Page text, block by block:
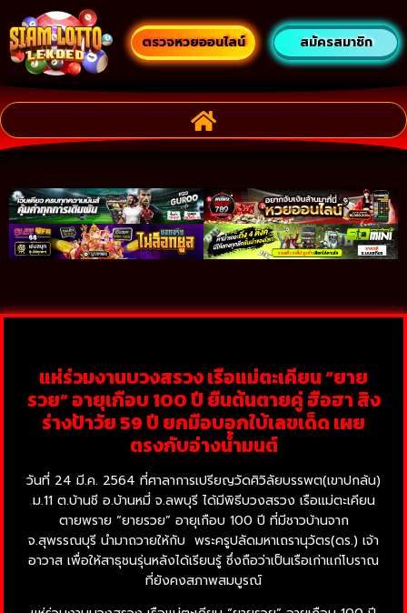
ตรวจหวยออนไลน์ สมัครสมาชิก
แห่ร่วมงานบวงสรวง เรือแม่ตะเคียน “ยาย
รวย” อายุเกือบ 100 ปี ยืนต้นตายคู่ ฮือฮา สิง
ร่างป้าวัย 59 ปี ยกมือบอกใบ้เลขเด็ด เผย
ตรงกับอ่างน้ำมนต์
วันที่ 24 มี.ค. 2564 ที่ศาลาการเปรียญวัดศิวิลัยบรรพต(เขาปกล้น)
ม.11 ต.บ้านชี อ.บ้านหมี่ จ.ลพบุรี ได้มีพิธีบวงสรวง เรือแม่ตะเคียน
ตายพราย “ยายรวย” อายุเกือบ 100 ปี ที่มีชาวบ้านจาก
จ.สุพรรณบุรี นำมาถวายให้กับ พระครูปลัดมหาเถรานุวัตร(ดร.) เจ้า
อาวาส เพื่อให้สาธุชนรุ่นหลังได้เรียนรู้ ซึ่งถือว่าเป็นเรือเก่าแก่โบราณ
ที่ยังคงสภาพสมบูรณ์